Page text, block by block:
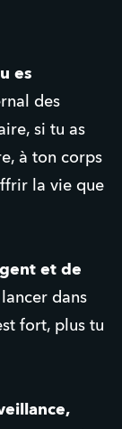
es
des
si tu as
à ton corps
la vie que
et de
dans
fort, plus tu